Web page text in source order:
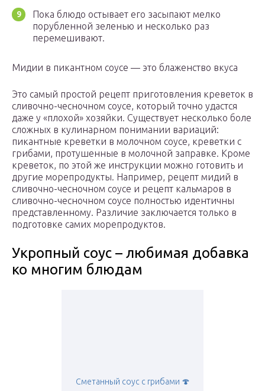
Пока блюдо остывает его засыпают мелко
порубленной зеленью и несколько раз
перемешивают.
Мидии в пикантном соусе — это блаженство вкуса
Это самый простой рецепт приготовления креветок в
сливочно-чесночном соусе, который точно удастся
даже у «плохой» хозяйки. Существует несколько боле
сложных в кулинарном понимании вариаций:
пикантные креветки в молочном соусе, креветки с
грибами, протушенные в молочной заправке. Кроме
креветок, по этой же инструкции можно готовить и
другие морепродукты. Например, рецепт мидий в
сливочно-чесночном соусе и рецепт кальмаров в
сливочно-чесночном соусе полностью идентичны
представленному. Различие заключается только в
подготовке самих морепродуктов.
Укропный соус – любимая добавка
ко многим блюдам
Сметанный соус с грибами 🍄